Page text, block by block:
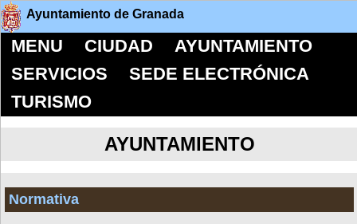
Ayuntamiento de Granada
MENU CIUDAD
AYUNTAMIENTO
SERVICIOS
SEDE ELECTRÓNICA
TURISMO
AYUNTAMIENTO
Normativa